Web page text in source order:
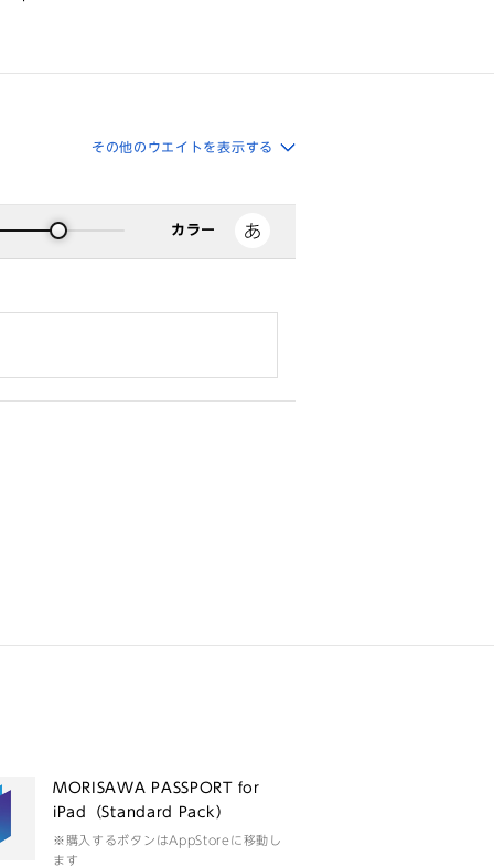
その他のウエイトを表示する
カラー
MORISAWA PASSPORT for
iPad（Standard Pack）
※購入するボタンはAppStoreに移動し
ます